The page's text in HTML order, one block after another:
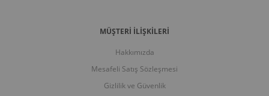
MÜŞTERİ İLİŞKİLERİ
Hakkımızda
Mesafeli Satış Sözleşmesi
Gizlilik ve Güvenlik